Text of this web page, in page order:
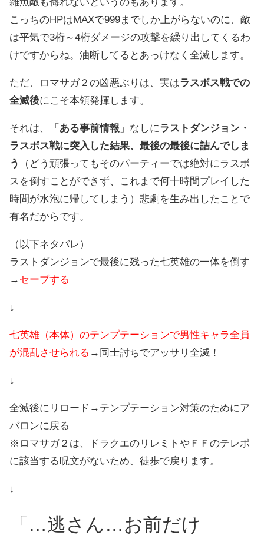
こっちのHPはMAXで999までしか上がらないのに、敵
は平気で3桁～4桁ダメージの攻撃を繰り出してくるわ
けですからね。油断してるとあっけなく全滅します。
ただ、ロマサガ２の凶悪ぶりは、実はラスボス戦での
全滅後にこそ本領発揮します。
それは、「 ある事前情報 」なしにラストダンジョン・
ラスボス戦に突入した結果、最後の最後に詰んでしま
う
（どう頑張ってもそのパーティーでは絶対にラスボ
スを倒すことができず、これまで何十時間プレイした
時間が水泡に帰してしまう）悲劇を生み出したことで
有名だからです。
（以下ネタバレ）
ラストダンジョンで最後に残った七英雄の一体を倒す
→ セーブする
↓
七英雄（本体）のテンプテーションで男性キャラ全員
が混乱させられる →同士討ちでアッサリ全滅！
↓
全滅後にリロード→テンプテーション対策のためにア
バロンに戻る
※ロマサガ２は、ドラクエのリレミトやＦＦのテレポ
に該当する呪文がないため、徒歩で戻ります。
↓
「…逃さん…お前だけ